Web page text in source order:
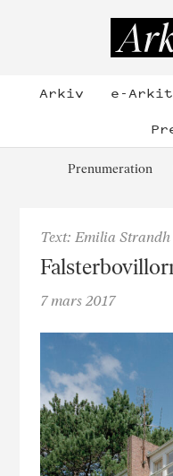
Arkiv e-
Prenumeration
Text: Emilia
7 mars 2017